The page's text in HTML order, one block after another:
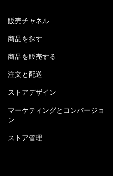
販売チャネル
商品を探す
商品を販売する
注文と配送
ストアデザイン
マーケティングとコンバージョ
ン
ストア管理